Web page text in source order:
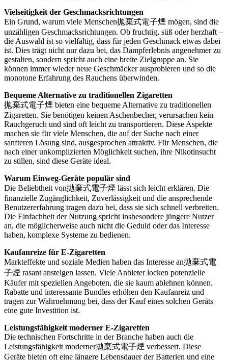
Vielseitigkeit der Geschmacksrichtungen
Ein Grund, warum viele Menschen拋棄式電子煙 mögen, sind die
unzähligen Geschmacksrichtungen. Ob fruchtig, süß oder herzhaft –
die Auswahl ist so vielfältig, dass für jeden Geschmack etwas dabei
ist. Dies trägt nicht nur dazu bei, das Dampferlebnis angenehmer zu
gestalten, sondern spricht auch eine breite Zielgruppe an. Sie
können immer wieder neue Geschmäcker ausprobieren und so die
monotone Erfahrung des Rauchens überwinden.
Bequeme Alternative zu traditionellen Zigaretten
拋棄式電子煙 bieten eine bequeme Alternative zu traditionellen
Zigaretten. Sie benötigen keinen Aschenbecher, verursachen kein
Rauchgeruch und sind oft leicht zu transportieren. Diese Aspekte
machen sie für viele Menschen, die auf der Suche nach einer
sanfteren Lösung sind, ausgesprochen attraktiv. Für Menschen, die
nach einer unkomplizierten Möglichkeit suchen, ihre Nikotinsucht
zu stillen, sind diese Geräte ideal.
Warum Einweg-Geräte populär sind
Die Beliebtheit von拋棄式電子煙 lässt sich leicht erklären. Die
finanzielle Zugänglichkeit, Zuverlässigkeit und die ansprechende
Benutzererfahrung tragen dazu bei, dass sie sich schnell verbreiten.
Die Einfachheit der Nutzung spricht insbesondere jüngere Nutzer
an, die möglicherweise auch nicht die Geduld oder das Interesse
haben, komplexe Systeme zu bedienen.
Kaufanreize für E-Zigaretten
Markteffekte und soziale Medien haben das Interesse an拋棄式電
子煙 rasant ansteigen lassen. Viele Anbieter locken potenzielle
Käufer mit speziellen Angeboten, die sie kaum ablehnen können.
Rabatte und interessante Bundles erhöhen den Kaufanreiz und
tragen zur Wahrnehmung bei, dass der Kauf eines solchen Geräts
eine gute Investition ist.
Leistungsfähigkeit moderner E-Zigaretten
Die technischen Fortschritte in der Branche haben auch die
Leistungsfähigkeit moderner拋棄式電子煙 verbessert. Diese
Geräte bieten oft eine längere Lebensdauer der Batterien und eine